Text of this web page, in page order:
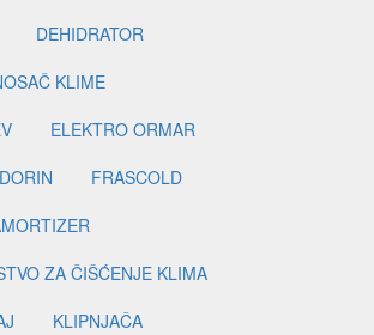
DEHIDRATOR
KLIME
ELEKTRO ORMAR
DORIN
FRASCOLD
ZA ČIŠĆENJE KLIMA
KLIPNJAČA